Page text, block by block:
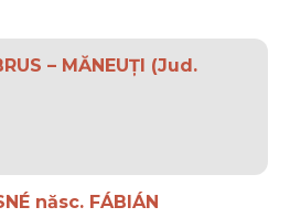
– MĂNEUȚI (Jud.
născ. FÁBIÁN